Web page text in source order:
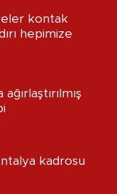
kontak
hepimize
kadrosu